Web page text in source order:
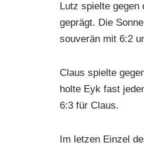
Lutz spielte
geprägt. Die
souverän mit 6:2
Claus spielte
holte Eyk fast
6:3 für Claus.
Im letzen Einzel